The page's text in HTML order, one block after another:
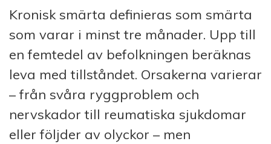
Kronisk smärta definieras som smärta
som varar i minst tre månader. Upp till
en femtedel av befolkningen beräknas
leva med tillståndet. Orsakerna varierar
– från svåra ryggproblem och
nervskador till reumatiska sjukdomar
eller följder av olyckor – men